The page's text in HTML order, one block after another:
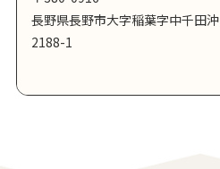
長野県長野市大字稲葉字中千田沖
2188-1